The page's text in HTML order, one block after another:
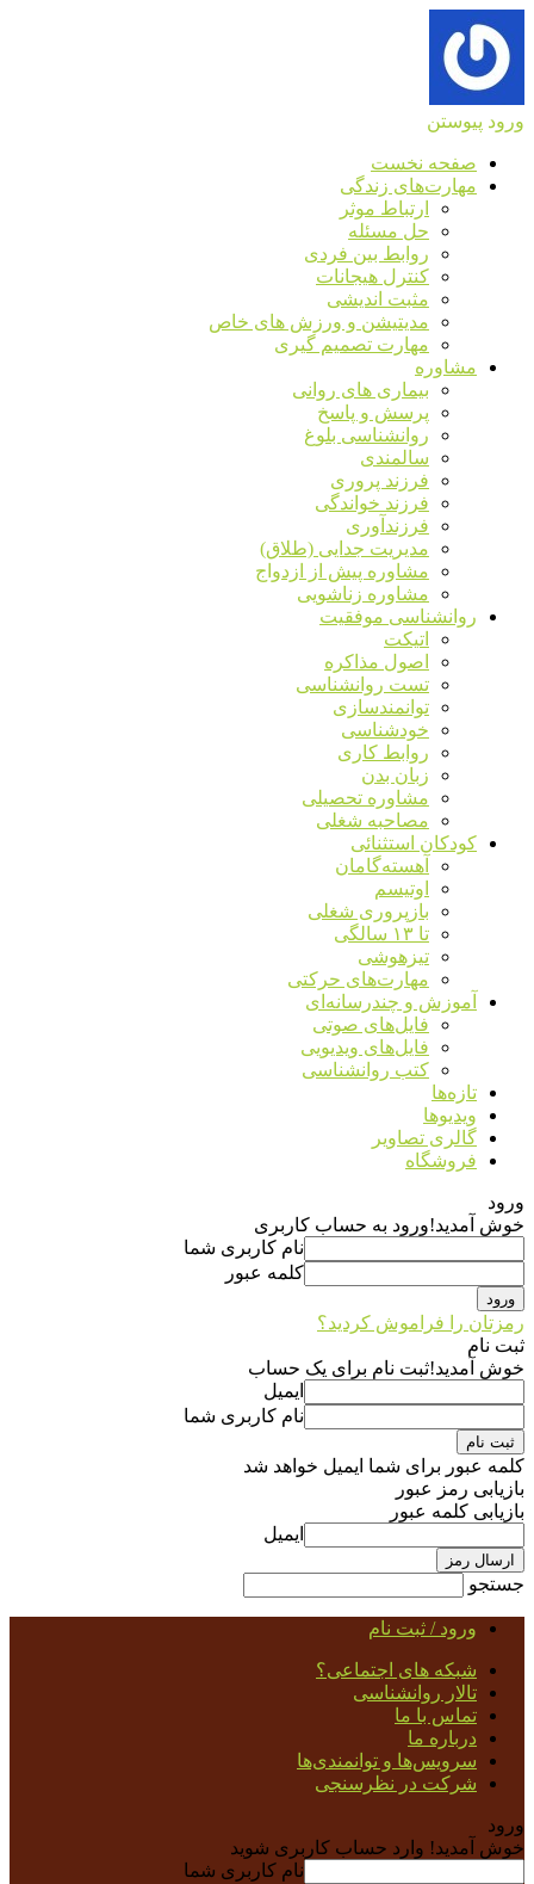
ورود پیوستن
صفحه نخست
مهارت‌های زندگی
ارتباط موثر
حل مسئله
روابط بین فردی
کنترل هیجانات
مثبت اندیشی
مدیتیشن و ورزش های خاص
مهارت تصمیم گیری
مشاوره
بیماری های روانی
پرسش و پاسخ
روانشناسی بلوغ
سالمندی
فرزند پروری
فرزند خواندگی
فرزندآوری
مدیریت جدایی (طلاق)
مشاوره پیش از ازدواج
مشاوره زناشویی
روانشناسی موفقیت
اتیکت
اصول مذاکره
تست روانشناسی
توانمندسازی
خودشناسی
روابط کاری
زبان بدن
مشاوره تحصیلی
مصاحبه شغلی
کودکان استثنائی
آهسته‌گامان
اوتیسم
بازپروری شغلی
تا ۱۳ سالگی
تیزهوشی
مهارت‌های حرکتی
آموزش و چندرسانه‌ای
فایل‌های صوتی
فایل‌های ویدیویی
کتب روانشناسی
تازه‌ها
ویدیوها
گالری تصاویر
فروشگاه
ورود
خوش آمدید!ورود به حساب کاربری
نام کاربری شما
کلمه عبور
رمزتان را فراموش کردید؟
ثبت نام
خوش آمدید!ثبت نام برای یک حساب
ایمیل
نام کاربری شما
کلمه عبور برای شما ایمیل خواهد شد
بازیابی رمز عبور
بازیابی کلمه عبور
ایمیل
جستجو
ورود / ثبت نام
شبکه های اجتماعی؟
تالار روانشناسی
تماس با ما
درباره ما
سرویس‌ها و توانمندی‌ها
شرکت در نظرسنجی
ورود
خوش آمدید! وارد حساب کاربری شوید
نام کاربری شما